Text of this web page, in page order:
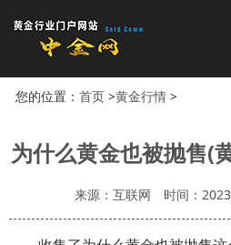
您的位置： 首页>黄金行情>
为什么黄金也被抛售(
来源：互联网 时间：